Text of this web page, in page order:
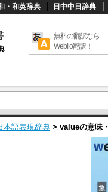
・和英辞典 日中中日辞典
無料の翻訳なら
Weblio翻訳！
本語表現辞典 > valueの意味